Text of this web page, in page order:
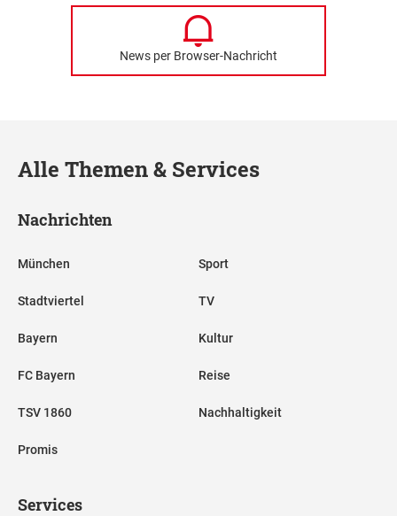
News per Browser-Nachricht
Alle Themen & Services
Nachrichten
München
Stadtviertel
Bayern
FC Bayern
TSV 1860
Promis
Sport
TV
Kultur
Reise
Nachhaltigkeit
Services